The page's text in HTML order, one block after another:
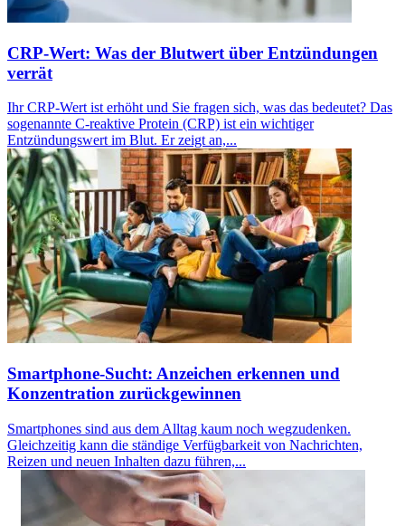
CRP-Wert: Was der Blutwert über Entzündungen
verrät
Ihr CRP-Wert ist erhöht und Sie fragen sich, was das bedeutet? Das
sogenannte C-reaktive Protein (CRP) ist ein wichtiger
Entzündungswert im Blut. Er zeigt an,...
Smartphone-Sucht: Anzeichen erkennen und
Konzentration zurückgewinnen
Smartphones sind aus dem Alltag kaum noch wegzudenken.
Gleichzeitig kann die ständige Verfügbarkeit von Nachrichten,
Reizen und neuen Inhalten dazu führen,...